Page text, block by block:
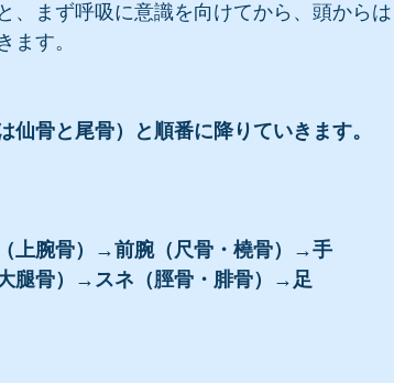
、まず呼吸に意識を向けてから、頭から
ます。
骨と尾骨）と順番に降りていきます。
上腕骨）→前腕（尺骨・橈骨）→手
腿骨）→スネ（脛骨・腓骨）→足